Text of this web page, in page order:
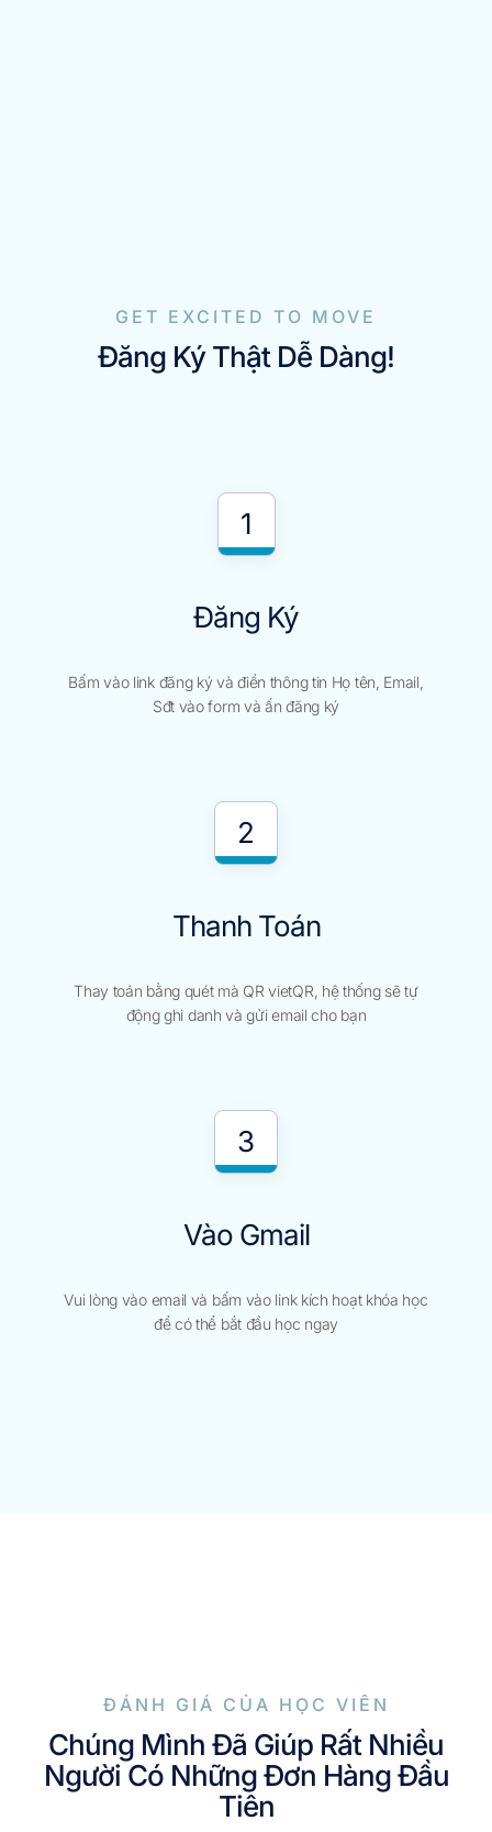
GET EXCITED TO MOVE
Đăng Ký Thật Dễ Dàng!
1
Đăng Ký
Bấm vào link đăng ký và điền thông tin Họ tên, Email,
Sđt vào form và ấn đăng ký
2
Thanh Toán
Thay toán bằng quét mà QR vietQR, hệ thống sẽ tự
động ghi danh và gửi email cho bạn
3
Vào Gmail
Vui lòng vào email và bấm vào link kích hoạt khóa học
để có thể bắt đầu học ngay
ĐÁNH GIÁ CỦA HỌC VIÊN
Chúng Mình Đã Giúp Rất Nhiều
Người Có Những Đơn Hàng Đầu
Tiên